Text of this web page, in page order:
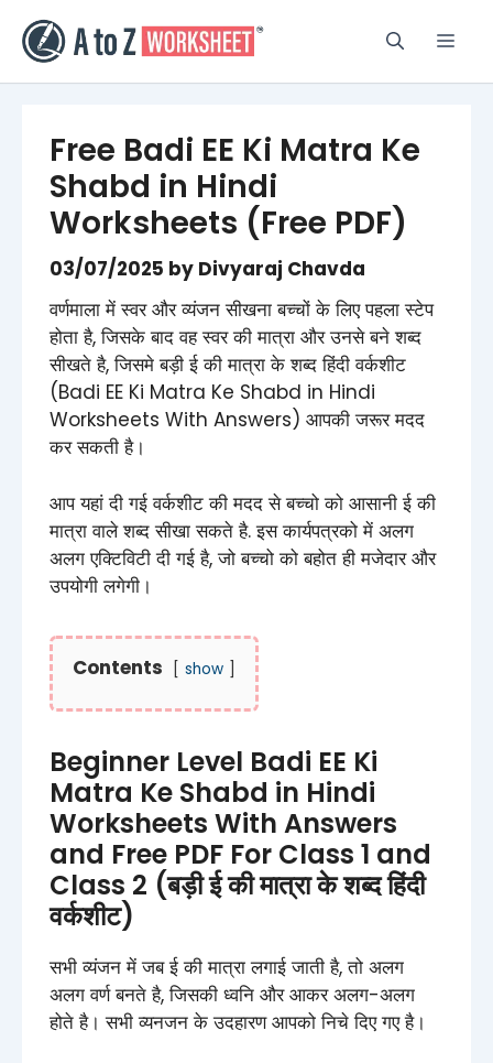
content
Free Badi EE Ki Matra Ke
Shabd in Hindi
Worksheets (Free PDF)
03/07/2025 by Divyaraj Chavda
वर्णमाला में स्वर और व्यंजन सीखना बच्चों के लिए पहला स्टेप
होता है, जिसके बाद वह स्वर की मात्रा और उनसे बने शब्द
सीखते है, जिसमे बड़ी ई की मात्रा के शब्द हिंदी वर्कशीट
(Badi EE Ki Matra Ke Shabd in Hindi
Worksheets​ With Answers) आपकी जरूर मदद
कर सकती है।
आप यहां दी गई वर्कशीट की मदद से बच्चो को आसानी ई की
मात्रा वाले शब्द सीखा सकते है. इस कार्यपत्रको में अलग
अलग एक्टिविटी दी गई है, जो बच्चो को बहोत ही मजेदार और
उपयोगी लगेगी।
Contents show
Beginner Level Badi EE Ki
Matra Ke Shabd in Hindi
Worksheets​ With Answers
and Free PDF For Class 1 and
Class 2 (बड़ी ई की मात्रा के शब्द हिंदी
वर्कशीट)
सभी व्यंजन में जब ई की मात्रा लगाई जाती है, तो अलग
अलग वर्ण बनते है, जिसकी ध्वनि और आकर अलग-अलग
होते है। सभी व्यनजन के उदहारण आपको निचे दिए गए है।